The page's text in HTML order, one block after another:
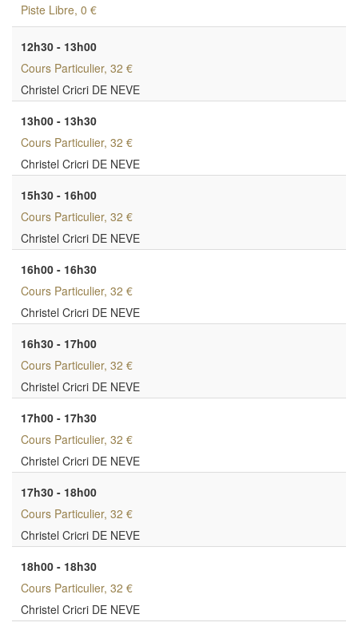
Piste Libre, 0 €
12h30 - 13h00
Cours Particulier, 32 €
Christel Cricri DE NEVE
13h00 - 13h30
Cours Particulier, 32 €
Christel Cricri DE NEVE
15h30 - 16h00
Cours Particulier, 32 €
Christel Cricri DE NEVE
16h00 - 16h30
Cours Particulier, 32 €
Christel Cricri DE NEVE
16h30 - 17h00
Cours Particulier, 32 €
Christel Cricri DE NEVE
17h00 - 17h30
Cours Particulier, 32 €
Christel Cricri DE NEVE
17h30 - 18h00
Cours Particulier, 32 €
Christel Cricri DE NEVE
18h00 - 18h30
Cours Particulier, 32 €
Christel Cricri DE NEVE